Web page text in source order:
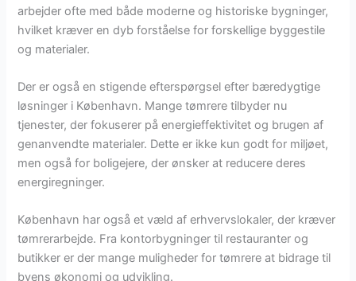
arbejder ofte med både moderne og historiske bygninger,
hvilket kræver en dyb forståelse for forskellige byggestile
og materialer.
Der er også en stigende efterspørgsel efter bæredygtige
løsninger i København. Mange tømrere tilbyder nu
tjenester, der fokuserer på energieffektivitet og brugen af
genanvendte materialer. Dette er ikke kun godt for miljøet,
men også for boligejere, der ønsker at reducere deres
energiregninger.
København har også et væld af erhvervslokaler, der kræver
tømrerarbejde. Fra kontorbygninger til restauranter og
butikker er der mange muligheder for tømrere at bidrage til
byens økonomi og udvikling.